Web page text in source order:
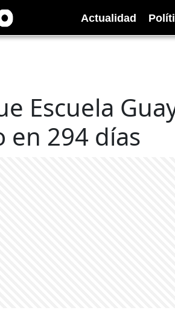
Actualidad
Escuela
en 294 días